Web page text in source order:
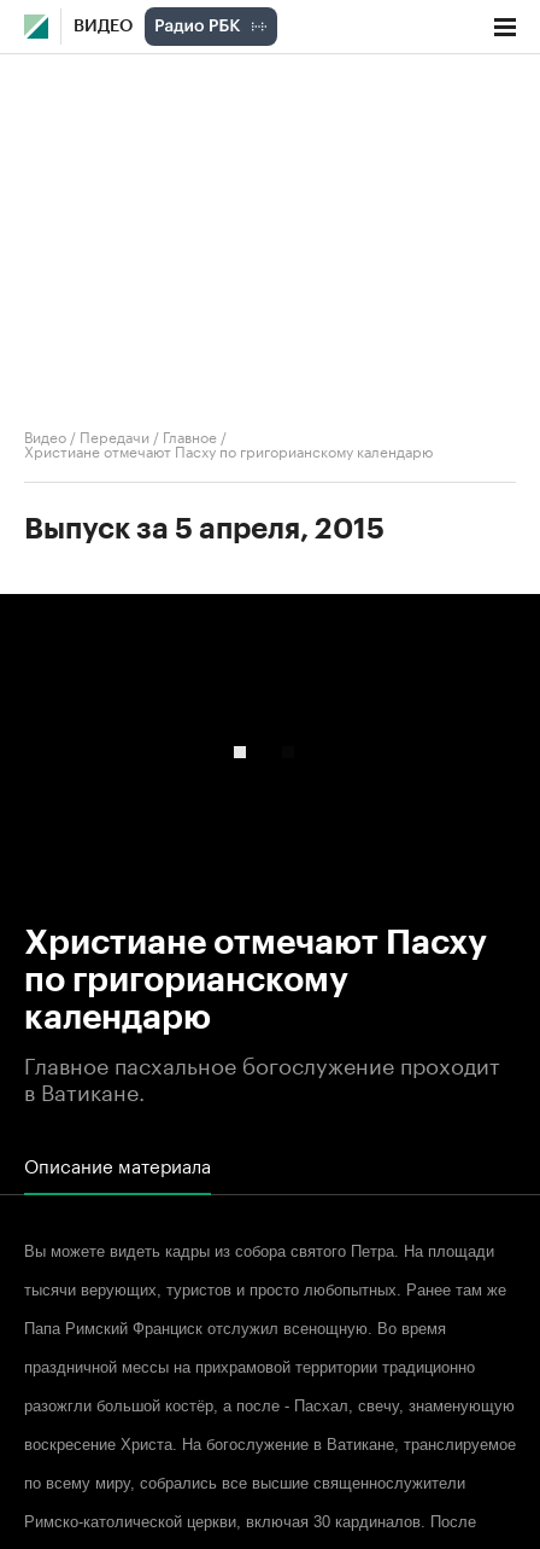
ВИДЕО
Видео / Передачи / Главное /
Христиане отмечают Пасху по григорианскому календарю
Выпуск за 5 апреля, 2015
Христиане отмечают Пасху
по григорианскому
календарю
Главное пасхальное богослужение проходит
в Ватикане.
Описание материала
Вы можете видеть кадры из собора святого Петра. На площади
тысячи верующих, туристов и просто любопытных. Ранее там же
Папа Римский Франциск отслужил всенощную. Во время
праздничной мессы на прихрамовой территории традиционно
разожгли большой костёр, а после - Пасхал, свечу, знаменующую
воскресение Христа. На богослужение в Ватикане, транслируемое
по всему миру, собрались все высшие священнослужители
Римско-католической церкви, включая 30 кардиналов. После